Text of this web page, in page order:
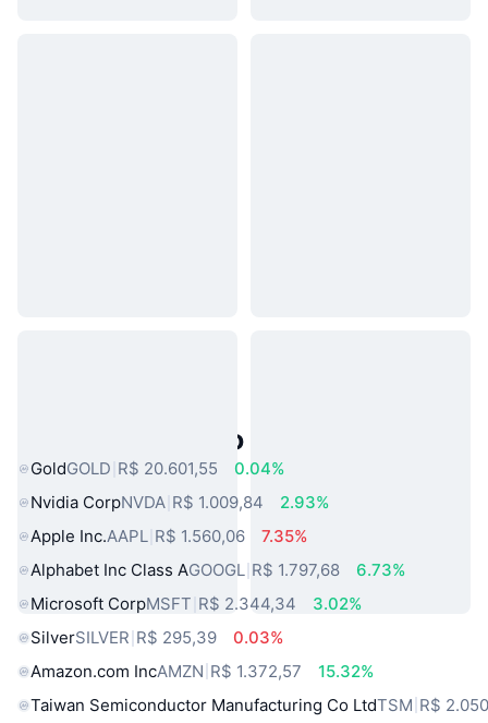
Ativos do Mundo Real Populares
GoldGOLD R$ 20.601,55
0.04%
Nvidia CorpNVDA R$ 1.009,84
2.93%
Apple Inc.AAPL R$ 1.560,06
7.35%
Alphabet Inc Class AGOOGL R$ 1.797,68
6.73%
Microsoft CorpMSFT R$ 2.344,34
3.02%
SilverSILVER R$ 295,39
0.03%
Amazon.com IncAMZN R$ 1.372,57
15.32%
Taiwan Semiconductor Manufacturing Co LtdTSM R$